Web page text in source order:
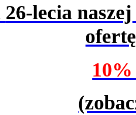
26-lecia